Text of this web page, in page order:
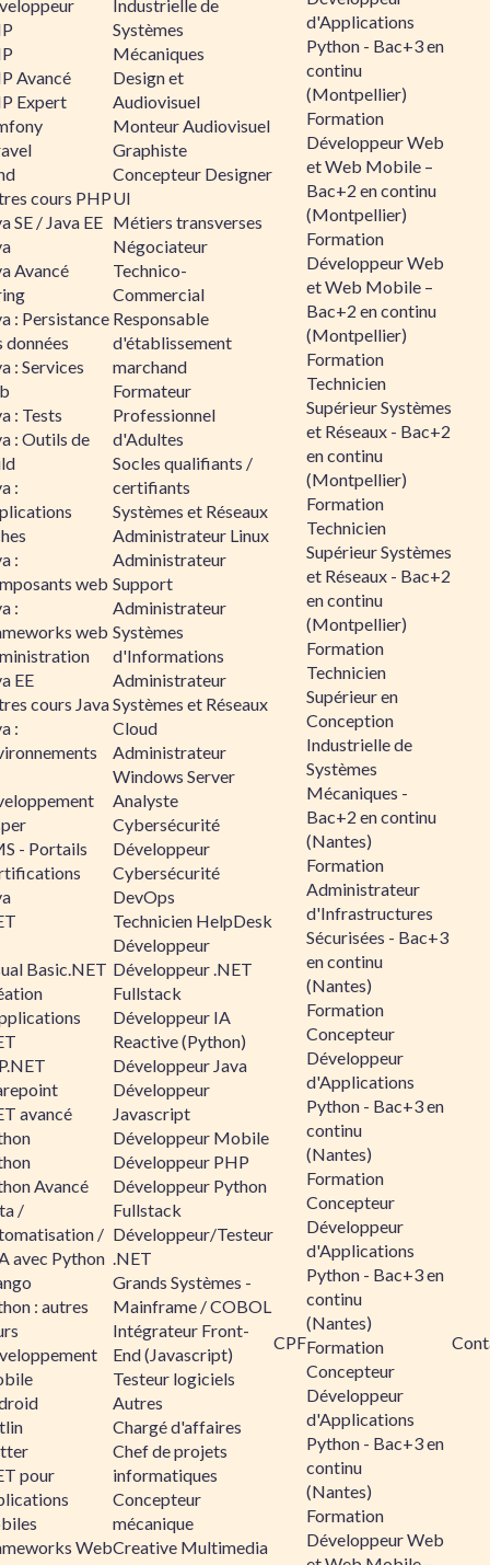
Avancé
Expert
cours PHP
SE / Java EE
Avancé
: Persistance
données
: Services
: Tests
: Outils de
:
:
web
:
web
EE
cours Java
:
- Portails
Basic.NET
avancé
Avancé
/
/
avec Python
: autres
pour
Web
Industrielle de
Systèmes
Mécaniques
Design et
Audiovisuel
Monteur Audiovisuel
Graphiste
Concepteur Designer
UI
Métiers transverses
Négociateur
Technico-
Commercial
Responsable
d'établissement
marchand
Formateur
Professionnel
d'Adultes
Socles qualifiants /
certifiants
Systèmes et Réseaux
Administrateur Linux
Administrateur
Support
Administrateur
Systèmes
d'Informations
Administrateur
Systèmes et Réseaux
Cloud
Administrateur
Windows Server
Analyste
Cybersécurité
Développeur
Cybersécurité
DevOps
Technicien HelpDesk
Développeur
Développeur .NET
Fullstack
Développeur IA
Reactive (Python)
Développeur Java
Développeur
Javascript
Développeur Mobile
Développeur PHP
Développeur Python
Fullstack
Développeur/Testeur
.NET
Grands Systèmes -
Mainframe / COBOL
Intégrateur Front-
End (Javascript)
Testeur logiciels
Autres
Chargé d'affaires
Chef de projets
informatiques
Concepteur
mécanique
Creative Multimedia
CPF
d'Applications
Python - Bac+3 en
continu
(Montpellier)
Formation
Développeur Web
et Web Mobile –
Bac+2 en continu
(Montpellier)
Formation
Développeur Web
et Web Mobile –
Bac+2 en continu
(Montpellier)
Formation
Technicien
Supérieur Systèmes
et Réseaux - Bac+2
en continu
(Montpellier)
Formation
Technicien
Supérieur Systèmes
et Réseaux - Bac+2
en continu
(Montpellier)
Formation
Technicien
Supérieur en
Conception
Industrielle de
Systèmes
Mécaniques -
Bac+2 en continu
(Nantes)
Formation
Administrateur
d'Infrastructures
Sécurisées - Bac+3
en continu
(Nantes)
Formation
Concepteur
Développeur
d'Applications
Python - Bac+3 en
continu
(Nantes)
Formation
Concepteur
Développeur
d'Applications
Python - Bac+3 en
continu
(Nantes)
Formation
Concepteur
Développeur
d'Applications
Python - Bac+3 en
continu
(Nantes)
Formation
Développeur Web